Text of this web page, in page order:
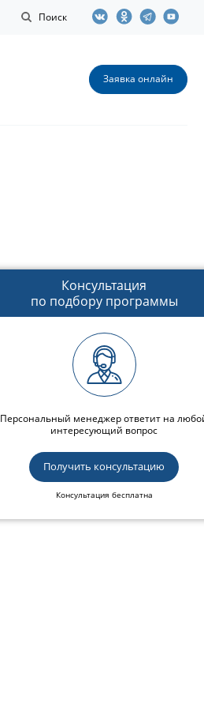
Поиск
Заявка онлайн
Консультация
по подбору программы
Персональный менеджер ответит на
интересующий вопрос
Получить консультацию
Консультация бесплатна